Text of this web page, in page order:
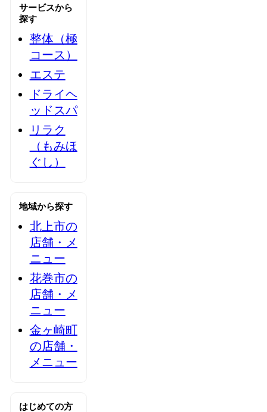
サービスから
探す
整体（極
コース）
エステ
ドライヘ
ッドスパ
リラク
（もみほ
ぐし）
地域から探す
北上市の
店舗・メ
ニュー
花巻市の
店舗・メ
ニュー
金ヶ崎町
の店舗・
メニュー
はじめての方